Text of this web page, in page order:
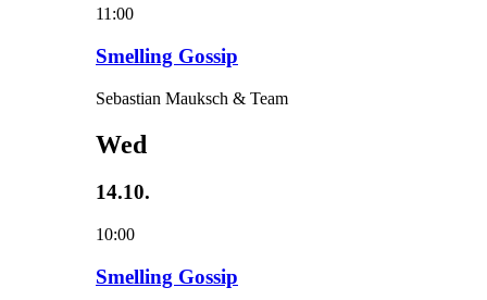
11:00
Smelling Gossip
Sebastian Mauksch & Team
Wed
14.10.
10:00
Smelling Gossip